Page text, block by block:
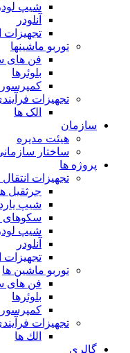
شیپ لودر
آنلودر
توربو ماشینها
فن های
بلوئرها
کمپرسور
تجهیزات
الک ها
سازمان
هيئت مديره
ساختار
پروژه ها
تجهيزات انتقال
جرثقيل
شيپ يارد
سكوهای
شيپ لودر
آنلودر
توربو ماشين ها
فن های
بلوئرها
کمپرسور
تجهیزات
الك ها
گالری